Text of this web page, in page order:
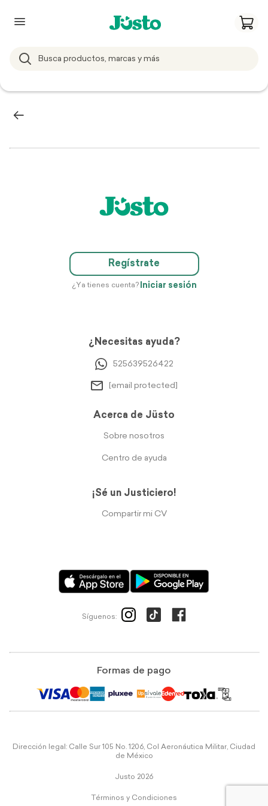
Regístrate
¿Ya tienes cuenta? Iniciar sesión
¿Necesitas ayuda?
525639526422
[email protected]
Acerca de Jüsto
Sobre nosotros
Centro de ayuda
¡Sé un Justiciero!
Compartir mi CV
Síguenos:
Formas de pago
Dirección legal: Calle Sur 105 No. 1206, Col Aeronáutica Militar, Ciudad
de México
Justo 2026
Términos y Condiciones